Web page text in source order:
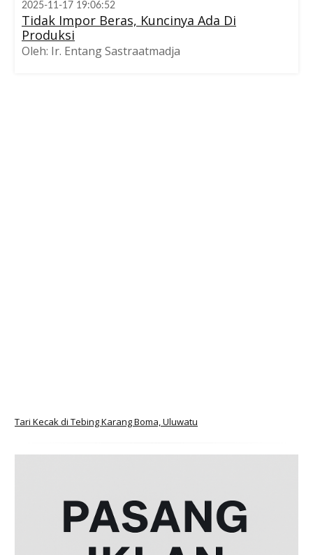
2025-11-17 19:06:52
Tidak Impor Beras, Kuncinya Ada Di
Produksi
Oleh: Ir. Entang Sastraatmadja
Tari Kecak di Tebing Karang Boma, Uluwatu